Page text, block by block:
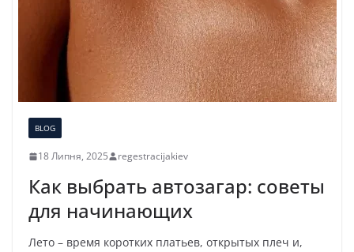
BLOG
18 Липня, 2025 regestracijakiev
Как выбрать автозагар: советы
для начинающих
Лето – время коротких платьев, открытых плеч и,